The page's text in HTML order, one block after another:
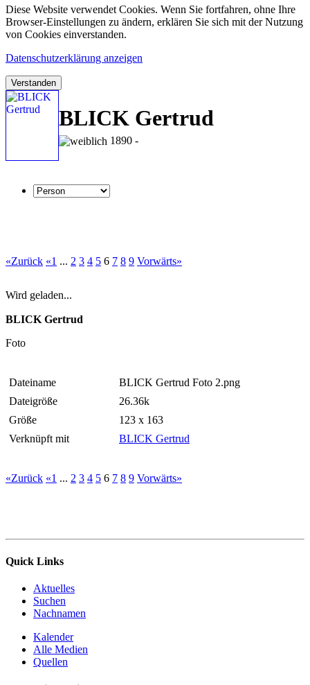
Diese Website verwendet Cookies. Wenn Sie fortfahren, ohne Ihre
Browser-Einstellungen zu ändern, erklären Sie sich mit der Nutzung
von Cookies einverstanden.
Datenschutzerklärung anzeigen
Verstanden
BLICK Gertrud
1890 -
«Zurück «1 ... 2 3 4 5 6 7 8 9 Vorwärts»
Wird geladen...
BLICK Gertrud
Foto
Dateiname
BLICK Gertrud Foto 2.png
Dateigröße
26.36k
Größe
123 x 163
Verknüpft mit
BLICK Gertrud
«Zurück «1 ... 2 3 4 5 6 7 8 9 Vorwärts»
Quick Links
Aktuelles
Suchen
Nachnamen
Kalender
Alle Medien
Quellen